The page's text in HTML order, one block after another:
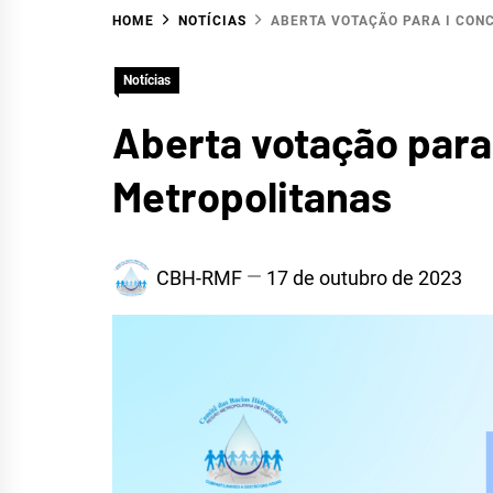
HOME NOTÍCIAS ABERTA VOTAÇÃO PARA I
Notícias
Aberta votação
Metropolitanas
CBH-RMF 17 de outubro de 2023